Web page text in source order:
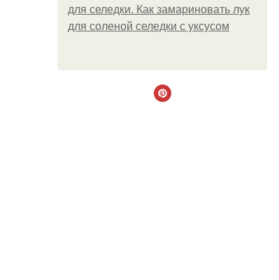
для селедки. Как замариновать лук
для соленой селедки с уксусом